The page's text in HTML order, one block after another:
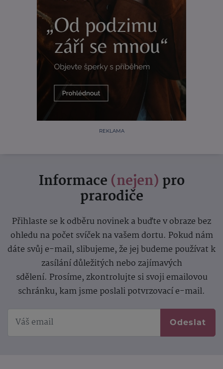
REKLAMA
Informace (nejen) pro
prarodiče
Přihlaste se k odběru novinek a buďte v obraze bez
ohledu na počet svíček na vašem dortu. Pokud nám
dáte svůj e-mail, slibujeme, že jej budeme používat k
zasílání důležitých nebo zajímavých
sdělení. Prosíme, zkontrolujte si svoji emailovou
schránku, kam jsme poslali potvrzovací e-mail.
Odeslat